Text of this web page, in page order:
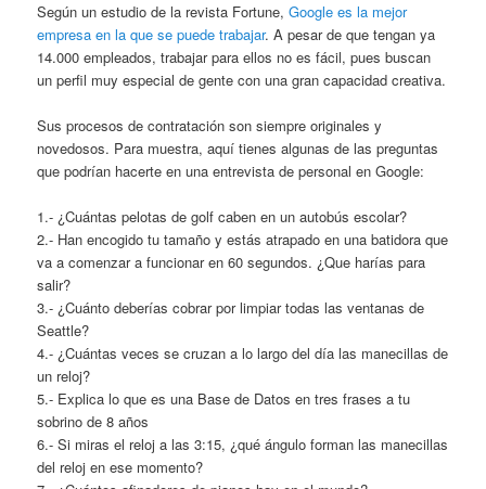
Según un estudio de la revista Fortune,Google es la mejor
empresa en la que se puede trabajar. A pesar de que tengan ya
14.000 empleados, trabajar para ellos no es fácil, pues buscan
un perfil muy especial de gente con una gran capacidad creativa.
Sus procesos de contratación son siempre originales y
novedosos. Para muestra, aquí tienes algunas de las preguntas
que podrían hacerte en una entrevista de personal en Google:
1.- ¿Cuántas pelotas de golf caben en un autobús escolar?
2.- Han encogido tu tamaño y estás atrapado en una batidora que
va a comenzar a funcionar en 60 segundos. ¿Que harías para
salir?
3.- ¿Cuánto deberías cobrar por limpiar todas las ventanas de
Seattle?
4.- ¿Cuántas veces se cruzan a lo largo del día las manecillas de
un reloj?
5.- Explica lo que es una Base de Datos en tres frases a tu
sobrino de 8 años
6.- Si miras el reloj a las 3:15, ¿qué ángulo forman las manecillas
del reloj en ese momento?